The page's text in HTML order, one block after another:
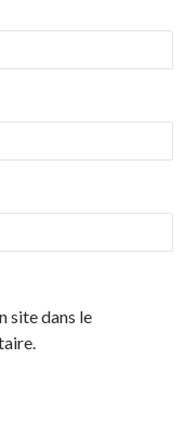
site dans le